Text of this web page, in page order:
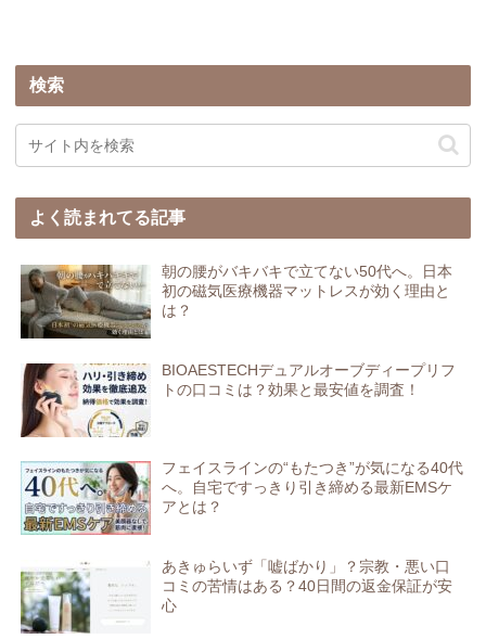
検索
よく読まれてる記事
朝の腰がバキバキで立てない50代へ。日本
初の磁気医療機器マットレスが効く理由と
は？
BIOAESTECHデュアルオーブディープリフ
トの口コミは？効果と最安値を調査！
フェイスラインの“もたつき”が気になる40代
へ。自宅ですっきり引き締める最新EMSケ
アとは？
あきゅらいず「嘘ばかり」？宗教・悪い口
コミの苦情はある？40日間の返金保証が安
心